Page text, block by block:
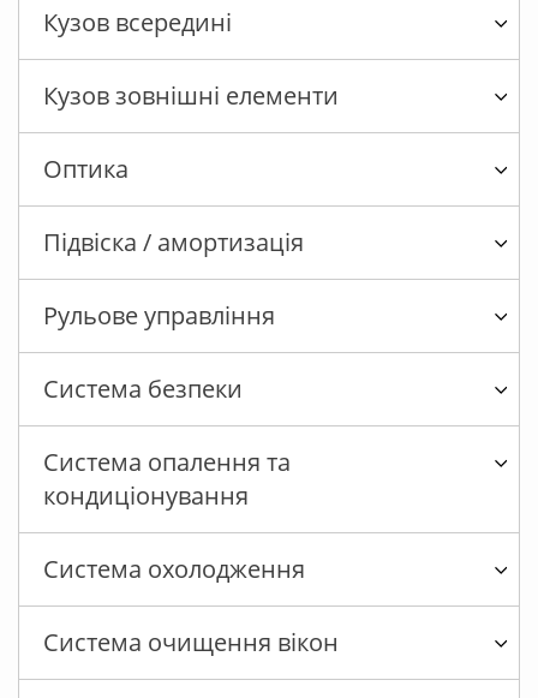
Кузов всередині
Кузов зовнішні елементи
Оптика
Підвіска / амортизація
Рульове управління
Система безпеки
Система опалення та
кондиціонування
Система охолодження
Система очищення вікон